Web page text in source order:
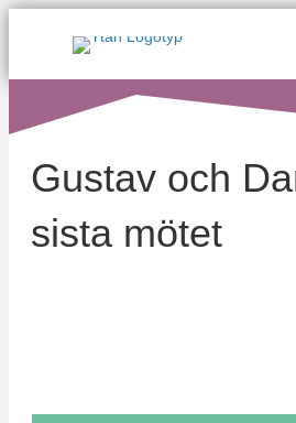
Gustav och
sista mötet